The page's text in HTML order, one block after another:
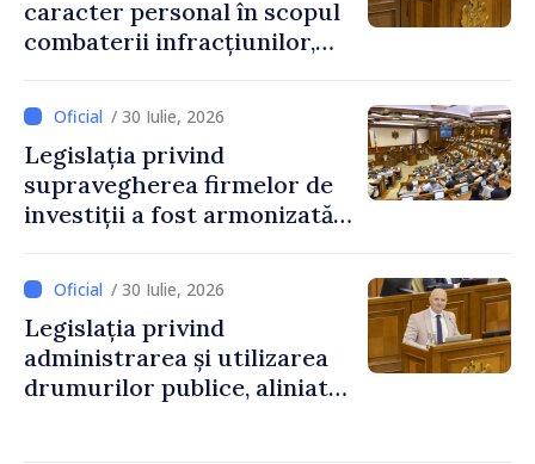
caracter personal în scopul
combaterii infracțiunilor,
/ 30 Iulie, 2026
Legislația privind
supravegherea firmelor de
investiții a fost armonizată
/ 30 Iulie, 2026
Legislația privind
administrarea și utilizarea
drumurilor publice, aliniată